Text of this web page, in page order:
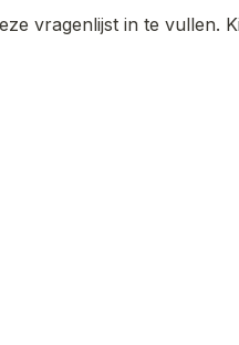
vragenlijst in te vullen.